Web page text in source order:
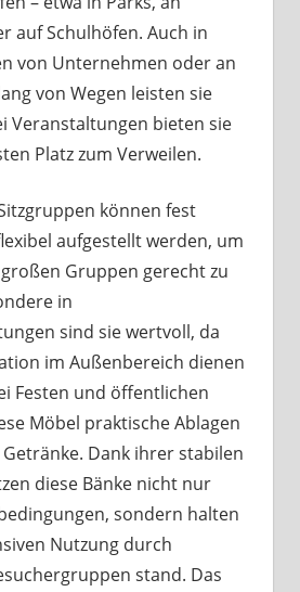
auf Schulhöfen. Auch in
von Unternehmen oder an
von Wegen leisten sie
Veranstaltungen bieten sie
Platz zum Verweilen.
können fest
aufgestellt werden, um
Gruppen gerecht zu
in
sind sie wertvoll, da
im Außenbereich dienen
Festen und öffentlichen
Möbel praktische Ablagen
Dank ihrer stabilen
diese Bänke nicht nur
sondern halten
Nutzung durch
stand. Das